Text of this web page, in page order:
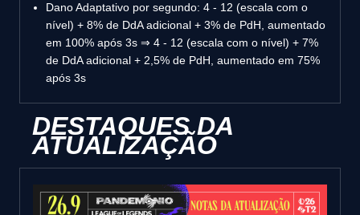
Dano Adaptativo por segundo: 4 - 12 (escala com o
nível) + 8% de DdA adicional + 3% de PdH, aumentado
em 100% após 3s ⇒ 4 - 12 (escala com o nível) + 7%
de DdA adicional + 2,5% de PdH, aumentado em 75%
após 3s
DESTAQUES DA
ATUALIZAÇÃO